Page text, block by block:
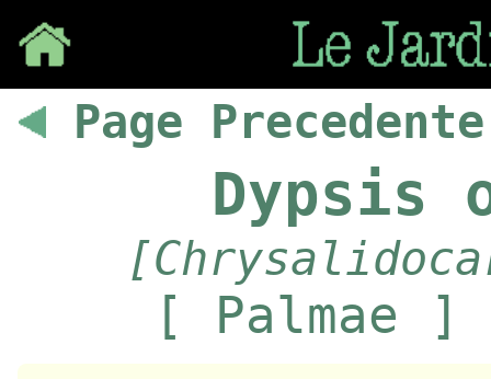
Page Precedente
Dypsis
[ Palmae ]